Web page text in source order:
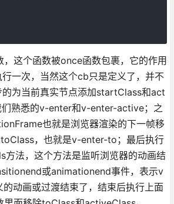
这个函数被once函数包裹，它的作用
一次，当然这个cb只是定义了，并不
的为当前真实节点添加startClass和act
们熟悉的v-enter和v-enter-active；之
也就是浏览器渲染的下一帧移
，也就是v-enter-to；最后执行
法，这个方法是监听浏览器的动画结
或animationend事件，表示v
动画或过渡结束了，结束后执行上面